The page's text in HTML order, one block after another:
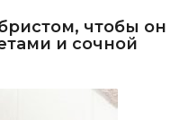
чтобы он
и сочной